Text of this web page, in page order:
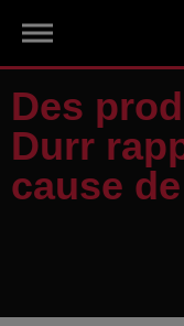
Des
Durr
cause